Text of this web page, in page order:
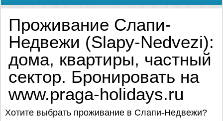
Проживание Слапи-
Недвежи (Slapy-Nedvezi):
дома, квартиры, частный
сектор. Бронировать на
www.praga-holidays.ru
Хотите выбрать проживание в Слапи-Недвежи?